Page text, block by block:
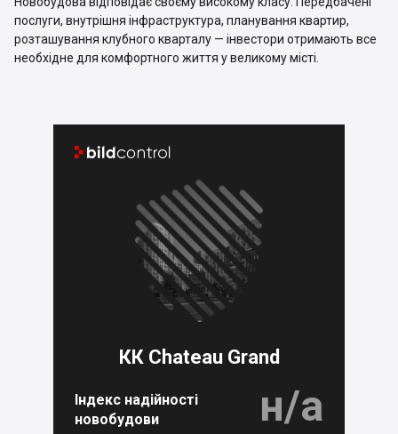
послуги, внутрішня інфраструктура, планування квартир,
розташування клубного кварталу — інвестори отримають все
необхідне для комфортного життя у великому місті.
 
КК Chateau Grand
Індекс надійності
новобудови
н/а